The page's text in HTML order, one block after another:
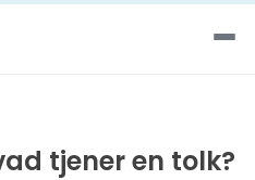
tjener en tolk?